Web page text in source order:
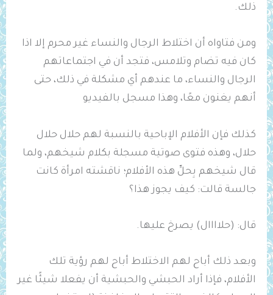
ذلك.
ومن فتاواه أن اختلاط الرجال والنساء غير محرم إلا اذا
كان فيه تضام وتلامس، فتجد أن في اجتماعاتهم
الرجال والنساء، ما عندهم أي مشكلة في ذلك، حتى
أنهم يغنون معًا، وهذا مسجل بالفيديو
كذلك فإن الأفلام الإباحية بالنسبة لهم حلال حلال
حلال، وهذه فتوى صوتية مسجلة بكلام شيخهم، ولما
قال شيخهم بِحلِّ هذه الأفلام؛ ناقشته امرأة كانت
جالسة قالت: كيف يجوز هذا؟
قال: (حلاااال) يصرخ عليها.
وبعد ذلك أباح لهم الاختلاط أباح لهم رؤية تلك
الأفلام، فإذا أراد الحبشي والحبشية أن يفعلا شيئًا غير